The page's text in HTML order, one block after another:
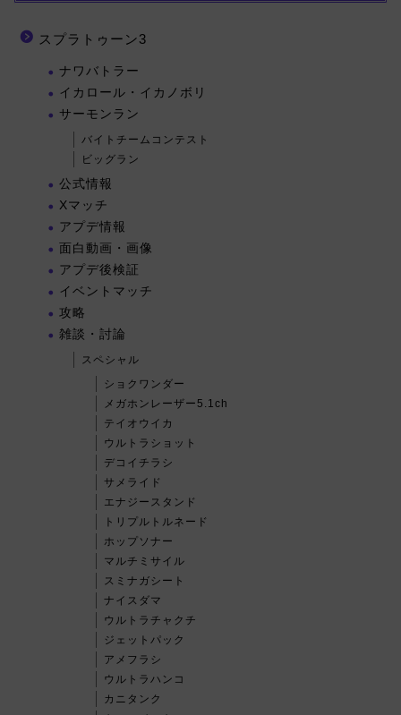
スプラトゥーン3
ナワバトラー
イカロール・イカノボリ
サーモンラン
バイトチームコンテスト
ビッグラン
公式情報
Xマッチ
アプデ情報
面白動画・画像
アプデ後検証
イベントマッチ
攻略
雑談・討論
スペシャル
ショクワンダー
メガホンレーザー5.1ch
テイオウイカ
ウルトラショット
デコイチラシ
サメライド
エナジースタンド
トリプルトルネード
ホップソナー
マルチミサイル
スミナガシート
ナイスダマ
ウルトラチャクチ
ジェットパック
アメフラシ
ウルトラハンコ
カニタンク